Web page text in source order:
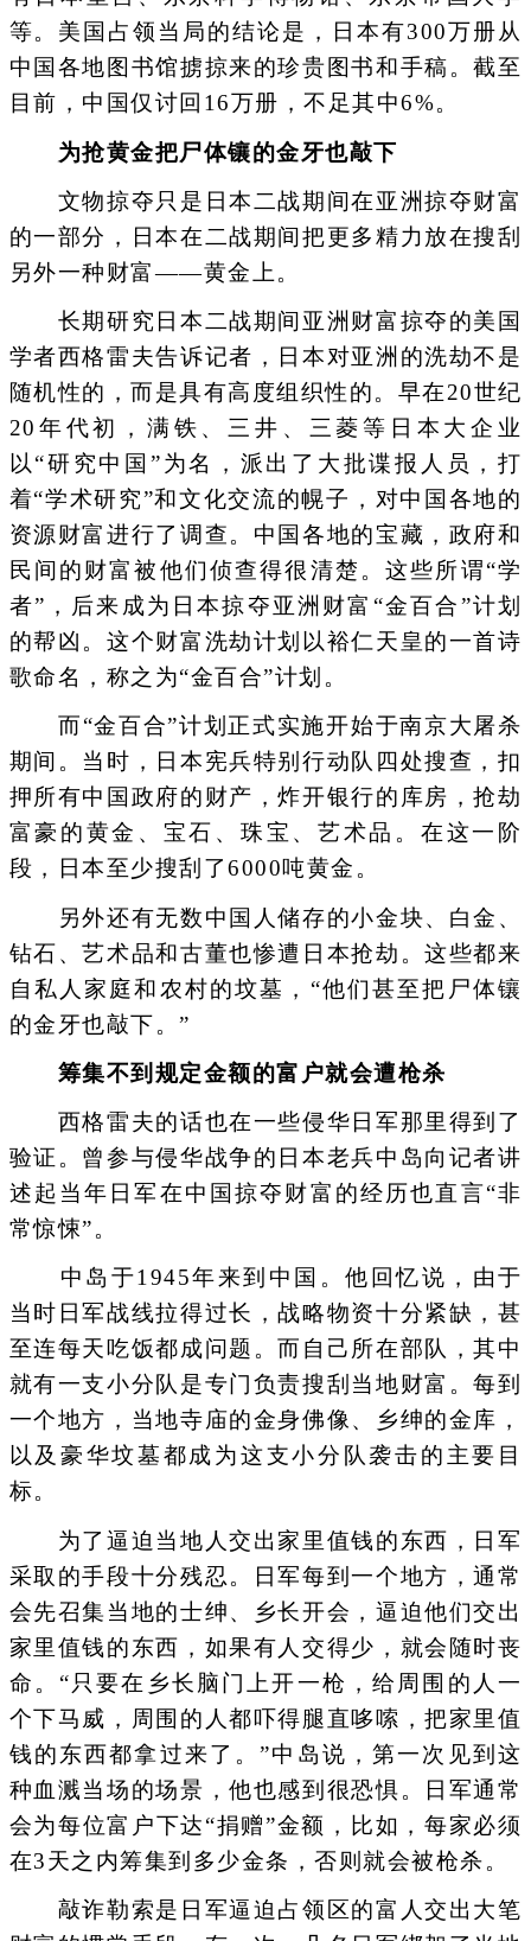
等。美国占领当局的结论是，日本有300万册从
中国各地图书馆掳掠来的珍贵图书和手稿。截至
目前，中国仅讨回16万册，不足其中6%。
为抢黄金把尸体镶的金牙也敲下
文物掠夺只是日本二战期间在亚洲掠夺财富
的一部分，日本在二战期间把更多精力放在搜刮
另外一种财富——黄金上。
长期研究日本二战期间亚洲财富掠夺的美国
学者西格雷夫告诉记者，日本对亚洲的洗劫不是
随机性的，而是具有高度组织性的。早在20世纪
20年代初，满铁、三井、三菱等日本大企业
以“研究中国”为名，派出了大批谍报人员，打
着“学术研究”和文化交流的幌子，对中国各地的
资源财富进行了调查。中国各地的宝藏，政府和
民间的财富被他们侦查得很清楚。这些所谓“学
者”，后来成为日本掠夺亚洲财富“金百合”计划
的帮凶。这个财富洗劫计划以裕仁天皇的一首诗
歌命名，称之为“金百合”计划。
而“金百合”计划正式实施开始于南京大屠杀
期间。当时，日本宪兵特别行动队四处搜查，扣
押所有中国政府的财产，炸开银行的库房，抢劫
富豪的黄金、宝石、珠宝、艺术品。在这一阶
段，日本至少搜刮了6000吨黄金。
另外还有无数中国人储存的小金块、白金、
钻石、艺术品和古董也惨遭日本抢劫。这些都来
自私人家庭和农村的坟墓，“他们甚至把尸体镶
的金牙也敲下。”
筹集不到规定金额的富户就会遭枪杀
西格雷夫的话也在一些侵华日军那里得到了
验证。曾参与侵华战争的日本老兵中岛向记者讲
述起当年日军在中国掠夺财富的经历也直言“非
常惊悚”。
中岛于1945年来到中国。他回忆说，由于
当时日军战线拉得过长，战略物资十分紧缺，甚
至连每天吃饭都成问题。而自己所在部队，其中
就有一支小分队是专门负责搜刮当地财富。每到
一个地方，当地寺庙的金身佛像、乡绅的金库，
以及豪华坟墓都成为这支小分队袭击的主要目
标。
为了逼迫当地人交出家里值钱的东西，日军
采取的手段十分残忍。日军每到一个地方，通常
会先召集当地的士绅、乡长开会，逼迫他们交出
家里值钱的东西，如果有人交得少，就会随时丧
命。“只要在乡长脑门上开一枪，给周围的人一
个下马威，周围的人都吓得腿直哆嗦，把家里值
钱的东西都拿过来了。”中岛说，第一次见到这
种血溅当场的场景，他也感到很恐惧。日军通常
会为每位富户下达“捐赠”金额，比如，每家必须
在3天之内筹集到多少金条，否则就会被枪杀。
敲诈勒索是日军逼迫占领区的富人交出大笔